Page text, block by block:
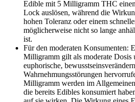
Edible mit 5 Milligramm THC
Lock auslösen, während die
hohen Toleranz oder einem
möglicherweise nicht so lange
ist.
Für den moderaten Konsumenten:
Milligramm gilt als moderate Dosis
euphorische,
Wahrnehmungsstörungen
Milligramm werden im
die bereits Edibles konsumiert